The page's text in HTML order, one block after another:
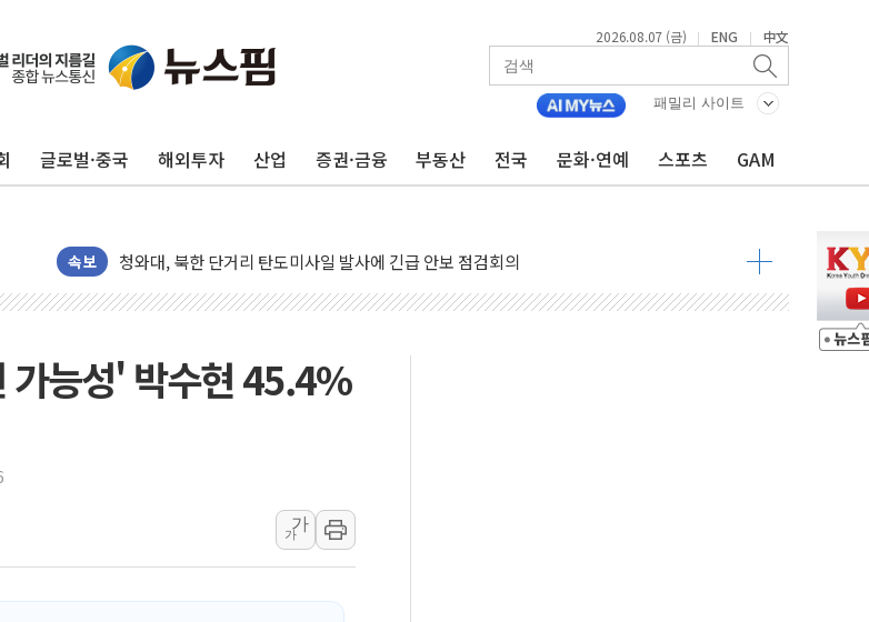
2026.08.07 (금) | ENG | 中文
패밀리 사이트
글로벌·중국 해외투자 산업 증권·금융 부동산 전국 문화·연예 스포츠 GAM
속보
리투아니아 국방 "러, 우크라 드론으로 나토 회원국 공격 검토… 거짓 깃발 작전"
구광모, 내주 실리콘밸리서 젠슨 황 재회…로봇·AI 데이터센터·모빌리티 구체화
김정관 장관 "영업이익 N% 성과급 반대…상법·자본시장법 개정 논의"
뉴욕증시 프리뷰, 미 주가선물 AI주 차익실현 속 혼조세...웨스턴디지털·샌디스크↓
금값 7주 만에 최고…美 고용 둔화·호르무즈 재개방 기대에 강세
[인도증시] 중동 긴장 완화에 실적 호조까지, 상승...호실적 보고 기업 상승세 뚜렷
[베트남 증시] 지수 하락 속 'DGC' 임시 주총 기대감에 홀로 상한가…마진 잔액은 사상 최고
'월가의 황제' 다이먼 "금융시장 레버리지 위험수위…숨은 차입이 더 큰 변수"
[3보] 북, 원산서 동해로 단거리 탄도미사일 1발 발사… 올해 10번째·42일 만 도발
우크라 드론 전술, 중남미 콜롬비아에 새 안보 위기… 반군·마약카르텔이 습득해 전투 활용
가능성' 박수현 45.4%
가
가